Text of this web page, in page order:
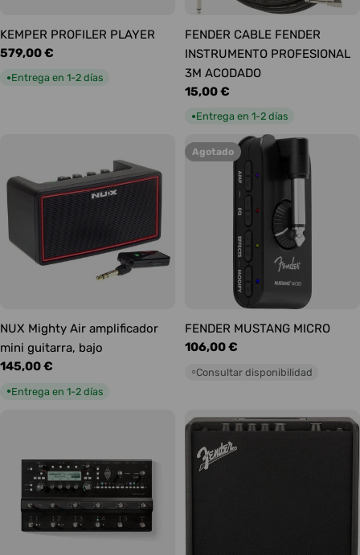
KEMPER PROFILER PLAYER
Precio
habitual
579,00 €
●Entrega en 1-2 días
FENDER CABLE FENDER
INSTRUMENTO PROFESIONAL
3M ACODADO
Precio
habitual
15,00 €
●Entrega en 1-2 días
NUX Mighty Air amplificador
mini guitarra, bajo
Precio
145,00 €
●Entrega en 1-2 días
Agotado
FENDER MUSTANG MICRO
Precio
106,00 €
○Consultar disponibilidad